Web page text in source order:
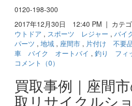
0120-198-300
2017年12月30日 12:40 PM | カテゴ
ウトドア , スポーツ レジャー , バイ
パーツ , 地域 , 座間市 , 片付け 不要
車 バイク オートバイ , 釣り フィ
コメント（0）
買取事例｜座間
取リサイクルシ